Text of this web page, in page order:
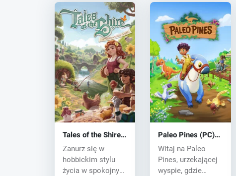
Tales of the Shire:
A The Lord of The
Rings™ Game
(PC) key
Zanurz się w
hobbickim stylu
życia w spokojnym
Paleo Pines (PC)
key
Witaj na Paleo
Pines, urzekającej
wyspie, gdzie